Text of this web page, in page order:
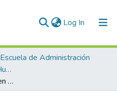
Log In (current)
Escuela de Administración
Maestría en Desarrollo Humano Organizacional (tesis)
La rotación de personal en una organización Modelo Teal